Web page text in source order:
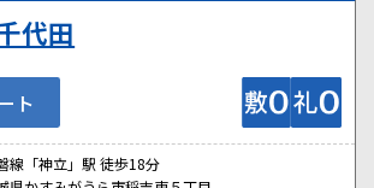
代田
ト
線「神立」駅 徒歩18分